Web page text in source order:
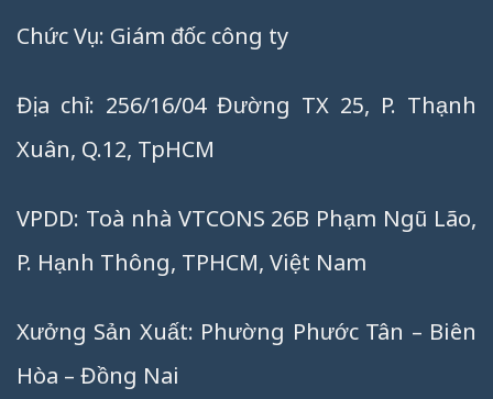
Chức Vụ: Giám đốc công ty
Địa chỉ: 256/16/04 Đường TX 25, P. Thạnh
Xuân, Q.12, TpHCM
VPDD: Toà nhà VTCONS 26B Phạm Ngũ Lão,
P. Hạnh Thông, TPHCM, Việt Nam
Xưởng Sản Xuất: Phường Phước Tân – Biên
Hòa – Đồng Nai